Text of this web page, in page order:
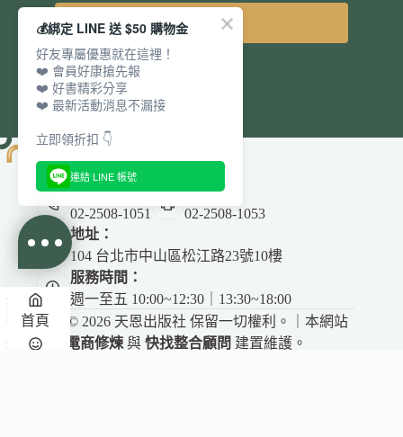
立即訂閱
電話：
02-2508-1051
傳真：
02-2508-1053
地址：
104 台北市中山區松江路23號10樓
服務時間：
週一至五 10:00~12:30｜13:30~18:00
Copyright © 2026 天恩出版社 保留一切權利。｜本網站
電商修煉 與快找整合顧問 建置維護。
首頁
💰綁定 LINE 送 $50 購物金
好友專屬優惠就在這裡！
❤️ 會員好康搶先報
❤️ 好書精彩分享
❤️ 最新活動消息不漏接
立即領折扣 👇
連結 LINE 帳號